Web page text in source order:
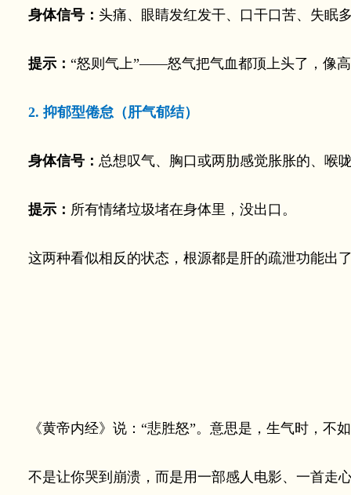
身体信号： 头痛、眼睛发红发干、口干口苦、失眠
提示： “怒则气上”——怒气把气血都顶上头了，像
2. 抑郁型倦怠（肝气郁结）
身体信号： 总想叹气、胸口或两肋感觉胀胀的、喉
提示： 所有情绪垃圾堵在身体里，没出口。
这两种看似相反的状态，根源都是肝的疏泄功能出
《黄帝内经》说：“悲胜怒”。意思是，生气时，不如
不是让你哭到崩溃，而是用一部感人电影、一首走心